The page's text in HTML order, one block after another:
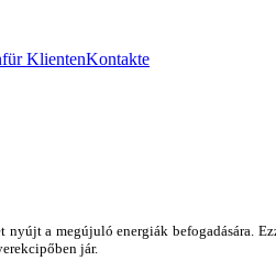
für KlientenKontakte
a megújuló energiák befogadására.
jár.